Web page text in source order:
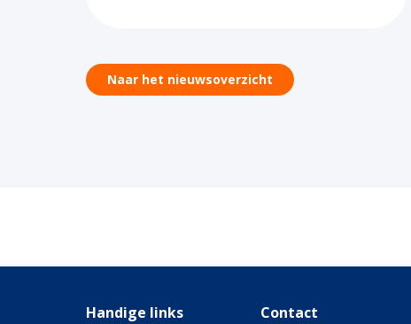
Naar het nieuwsoverzicht
Handige links Contact